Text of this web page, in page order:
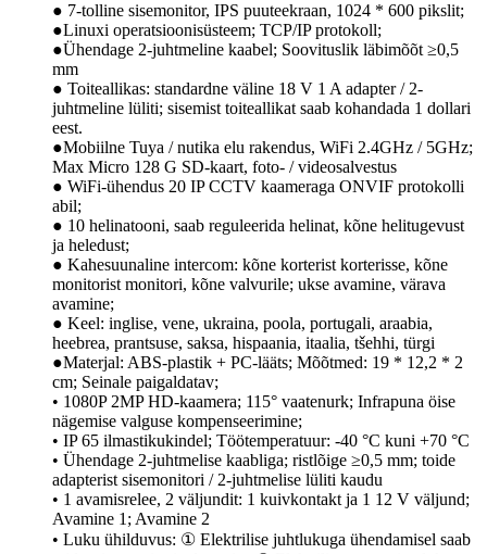
● 7-tolline sisemonitor, IPS puuteekraan, 1024 * 600 pikslit;
●Linuxi operatsioonisüsteem; TCP/IP protokoll;
●Ühendage 2-juhtmeline kaabel; Soovituslik läbimõõt ≥0,5
mm
● Toiteallikas: standardne väline 18 V 1 A adapter / 2-
juhtmeline lüliti; sisemist toiteallikat saab kohandada 1 dollari
eest.
●Mobiilne Tuya / nutika elu rakendus, WiFi 2.4GHz / 5GHz;
Max Micro 128 G SD-kaart, foto- / videosalvestus
● WiFi-ühendus 20 IP CCTV kaameraga ONVIF protokolli
abil;
● 10 helinatooni, saab reguleerida helinat, kõne helitugevust
ja heledust;
● Kahesuunaline intercom: kõne korterist korterisse, kõne
monitorist monitori, kõne valvurile; ukse avamine, värava
avamine;
● Keel: inglise, vene, ukraina, poola, portugali, araabia,
heebrea, prantsuse, saksa, hispaania, itaalia, tšehhi, türgi
●Materjal: ABS-plastik + PC-lääts; Mõõtmed: 19 * 12,2 * 2
cm; Seinale paigaldatav;
• 1080P 2MP HD-kaamera; 115° vaatenurk; Infrapuna öise
nägemise valguse kompenseerimine;
• IP 65 ilmastikukindel; Töötemperatuur: -40 °C kuni +70 °C
• Ühendage 2-juhtmelise kaabliga; ristlõige ≥0,5 mm; toide
adapterist sisemonitori / 2-juhtmelise lüliti kaudu
• 1 avamisrelee, 2 väljundit: 1 kuivkontakt ja 1 12 V väljund;
Avamine 1; Avamine 2
• Luku ühilduvus: ① Elektrilise juhtlukuga ühendamisel saab